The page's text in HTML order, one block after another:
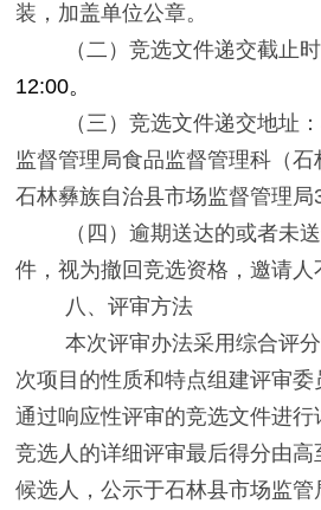
装， 加盖单位公章。
（二）竞选文件递交截止
12:00。
（三）竞选文件递交地址
监督管理局食品监督管理科（石
石林彝族自治县市场监督管理局
（四）逾期送达的或者未
件，视为撤回竞选资格，邀请人
八、评审方法
本次评审办法采用综合评
次项目的性质和特点组建评审
通过响应性评审的竞选文件进行
竞选人的详细评审最后得分由
候选人，公示于石林县市场监管